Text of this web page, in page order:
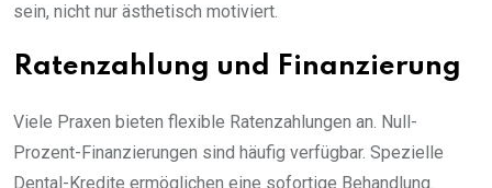
sein, nicht nur ästhetisch motiviert.
Ratenzahlung und Finanzierung
Viele Praxen bieten flexible Ratenzahlungen an. Null-
Prozent-Finanzierungen sind häufig verfügbar. Spezielle
Dental-Kredite ermöglichen eine sofortige Behandlung.